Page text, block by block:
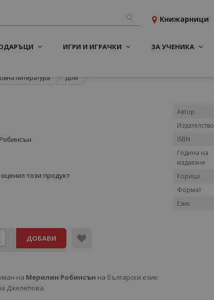
Книжарници
ИГРИ И ИГРАЧКИ ЗА УЧЕНИКА
литература Дом
този продукт
ДОБАВИ
на Мерилин Робинсън на български език
Джелепова
Повече
Автор
Издателство
ISBN
Година на
издаване
Корица
Формат
Език